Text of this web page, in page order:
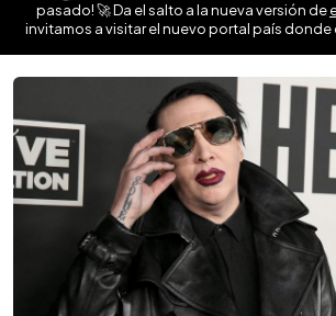
pasado! 🚀 Da el salto a la nueva versión de
invitamos a visitar el nuevo portal país